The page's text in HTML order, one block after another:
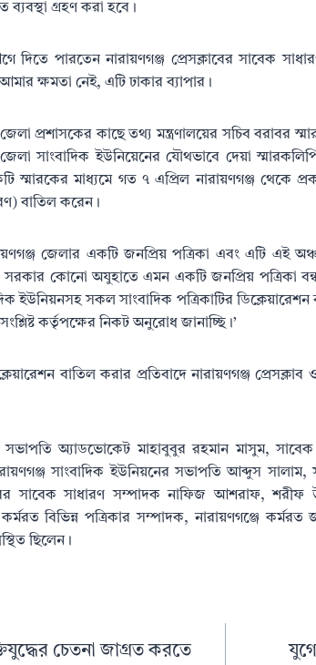
গ্রহণ করা হবে।
পারতেন নারায়ণগঞ্জ প্রেসক্লাবের সাবেক
ক্ষমতা নেই, এটি ঢাকার ব্যাপার।
প্রশাসকের কাছে তথ্য মন্ত্রণালয়ের সচিব বরাবর
সাংবাদিক ইউনিয়েনের যৌথভাবে দেয়া
স্মারকের মাধ্যমে গত ৭ এপ্রিল নারায়ণগঞ্জ থেকে
বাতিল করেন।
জেলার একটি জনপ্রিয় পত্রিকা এবং এটি এই
সরকার কোনো অযুহাতে এমন একটি জনপ্রিয় পত্রিকা
ইউনিয়নসহ সকল সাংবাদিক পত্রিকাটির
কর্তৃপক্ষের নিকট অনুরোধ জানাচ্ছি।’
বাতিল করার প্রতিবাদে নারায়ণগঞ্জ
সভাপতি অ্যাডভোকেট মাহাবুবুর রহমান মাসুম,
সাংবাদিক ইউনিয়নের সভাপতি আব্দুস
সাবেক সাধারণ সম্পাদক নাফিজ আশরাফ, শরীফ
বিভিন্ন পত্রিকার সম্পাদক, নারায়ণগঞ্জে
ছিলেন।
চেতনা জাগ্রত করতে